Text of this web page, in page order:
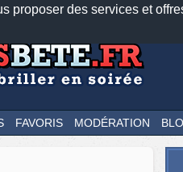
proposer des services et
Newsletter
FAVORIS MODÉRATION